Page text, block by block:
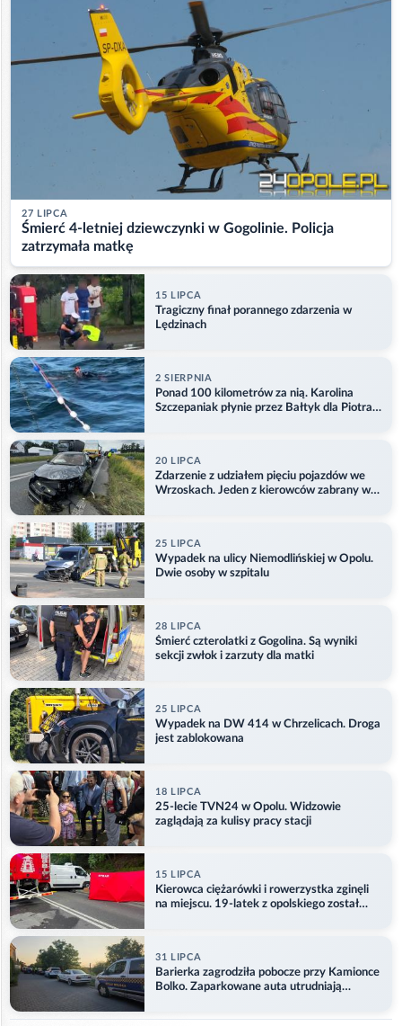
27 LIPCA
Śmierć 4-letniej dziewczynki w Gogolinie. Policja
zatrzymała matkę
15 LIPCA
Tragiczny finał porannego zdarzenia w
Lędzinach
2 SIERPNIA
Ponad 100 kilometrów za nią. Karolina
Szczepaniak płynie przez Bałtyk dla Piotra.
20 LIPCA
Zdarzenie z udziałem pięciu pojazdów we
Wrzoskach. Jeden z kierowców zabrany w
25 LIPCA
Wypadek na ulicy Niemodlińskiej w Opolu.
Dwie osoby w szpitalu
28 LIPCA
Śmierć czterolatki z Gogolina. Są wyniki
sekcji zwłok i zarzuty dla matki
25 LIPCA
Wypadek na DW 414 w Chrzelicach. Droga
jest zablokowana
18 LIPCA
25-lecie TVN24 w Opolu. Widzowie
zaglądają za kulisy pracy stacji
15 LIPCA
Kierowca ciężarówki i rowerzystka zginęli
na miejscu. 19-latek z opolskiego został
31 LIPCA
Barierka zagrodziła pobocze przy Kamionce
Bolko. Zaparkowane auta utrudniają